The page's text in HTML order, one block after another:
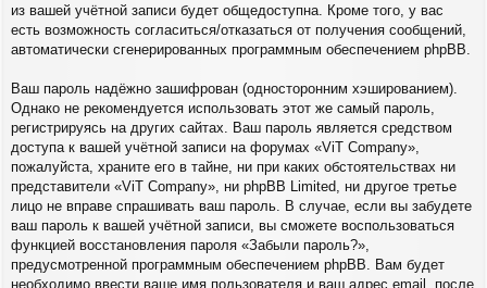
из вашей учётной записи будет общедоступна. Кроме того, у вас
есть возможность согласиться/отказаться от получения сообщений,
автоматически сгенерированных программным обеспечением phpBB.
Ваш пароль надёжно зашифрован (односторонним хэшированием).
Однако не рекомендуется использовать этот же самый пароль,
регистрируясь на других сайтах. Ваш пароль является средством
доступа к вашей учётной записи на форумах «ViT Company»,
пожалуйста, храните его в тайне, ни при каких обстоятельствах ни
представители «ViT Company», ни phpBB Limited, ни другое третье
лицо не вправе спрашивать ваш пароль. В случае, если вы забудете
ваш пароль к вашей учётной записи, вы сможете воспользоваться
функцией восстановления пароля «Забыли пароль?»,
предусмотренной программным обеспечением phpBB. Вам будет
необходимо ввести ваше имя пользователя и ваш адрес email, после